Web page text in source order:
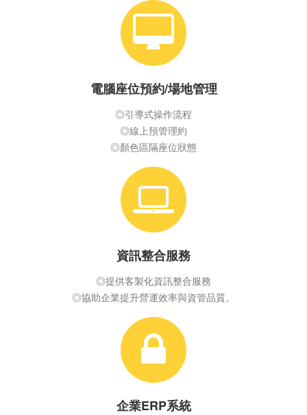
電腦座位預約/場地管理
◎引導式操作流程
◎線上預管理約
◎顏色區隔座位狀態
資訊整合服務
◎提供客製化資訊整合服務
◎協助企業提升營運效率與資管品質。
企業ERP系統